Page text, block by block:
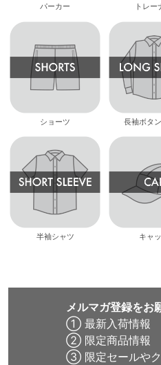
パーカー トレー
ショーツ 長袖ボタ
半袖シャツ キャ
メルマガ登録をお
① 最新入荷情報
② 限定商品情報
③ 限定セールやク